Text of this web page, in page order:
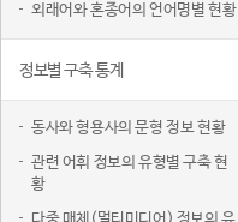
외래어와 혼종어의 언어명별 현황
정보별 구축 통계
동사와 형용사의 문형 정보 현황
관련 어휘 정보의 유형별 구축 현
황